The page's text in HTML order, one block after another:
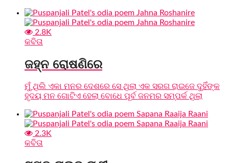
2.8K
କବିତା
ଜହ୍ନ ରୋଷଣିରେ
ମୁଁ ଥିଲି ଏକା ମନର ଦେଶରେ ସେ ଥିଲା ଏକ ସରଗ ରାଇଜେ ଦୁହିଁଙ୍କ
ହୃଦୟ ମନ ଗୋଟିଏ ହେଲା ବୋଧେ ପୂର୍ବ ଜନମର ସମ୍ପର୍କ ଥିଲା
2.3K
କବିତା